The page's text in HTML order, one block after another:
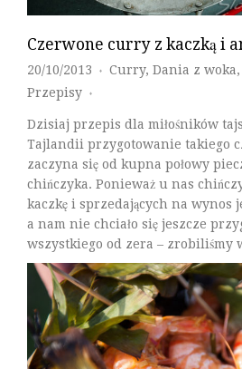
Czerwone curry z kaczką i
20/10/2013 ♦ Curry, Dania z woka,
Przepisy
♦
Dzisiaj przepis dla miłośników
Tajlandii przygotowanie takiego
zaczyna się od kupna połowy
chińczyka. Ponieważ u nas
kaczkę i sprzedających na wynos
a nam nie chciało się jeszcze
wszystkiego od zera – zrobiliśmy
Czytaj Dalej